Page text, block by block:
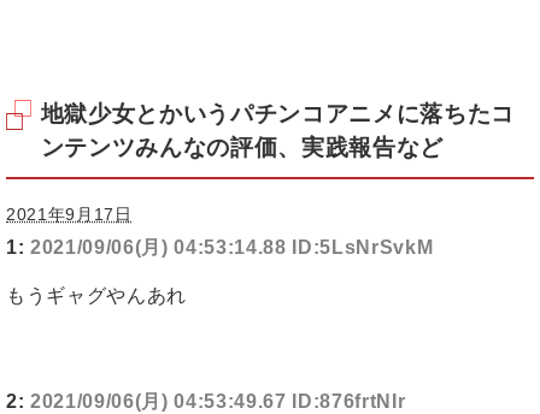
地獄少女とかいうパチンコアニメに落ちたコ
ンテンツみんなの評価、実践報告など
2021年9月17日
1: 2021/09/06(月) 04:53:14.88 ID:5LsNrSvkM
もうギャグやんあれ
2: 2021/09/06(月) 04:53:49.67 ID:876frtNIr